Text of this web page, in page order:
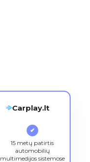
Carplay.lt
✔
15 metų patirtis
automobilių
multimedijos sistemose